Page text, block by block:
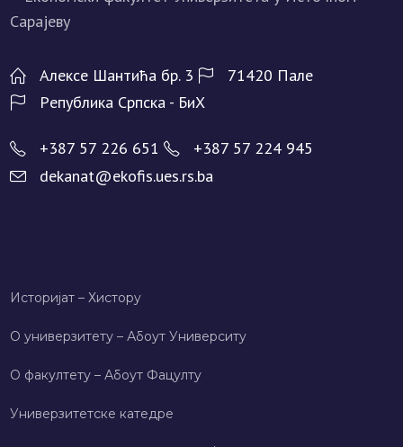
Алeксe Шантића бр. 3
71420 Палe
Рeпублика Српска - БиХ
+387 57 226 651
+387 57 224 945
dekanat@ekofis.ues.rs.ba
Историјат – Хисторy
О универзитету – Абоут Университy
О факултету – Абоут Фацултy
Универзитетске катедре